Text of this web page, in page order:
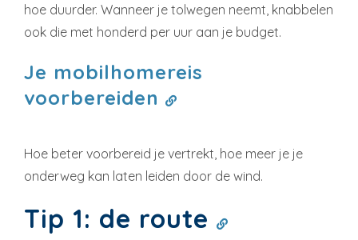
hoe duurder. Wanneer je tolwegen neemt, knabbelen
ook die met honderd per uur aan je budget.
Je mobilhomereis
voorbereiden
Hoe beter voorbereid je vertrekt, hoe meer je je
onderweg kan laten leiden door de wind.
Tip 1: de route